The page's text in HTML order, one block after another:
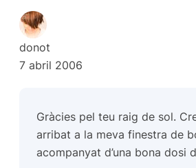
donot
7 abril 2006
Gràcies pel teu raig de sol.
arribat a la meva finestra de
acompanyat d’una bona dosi